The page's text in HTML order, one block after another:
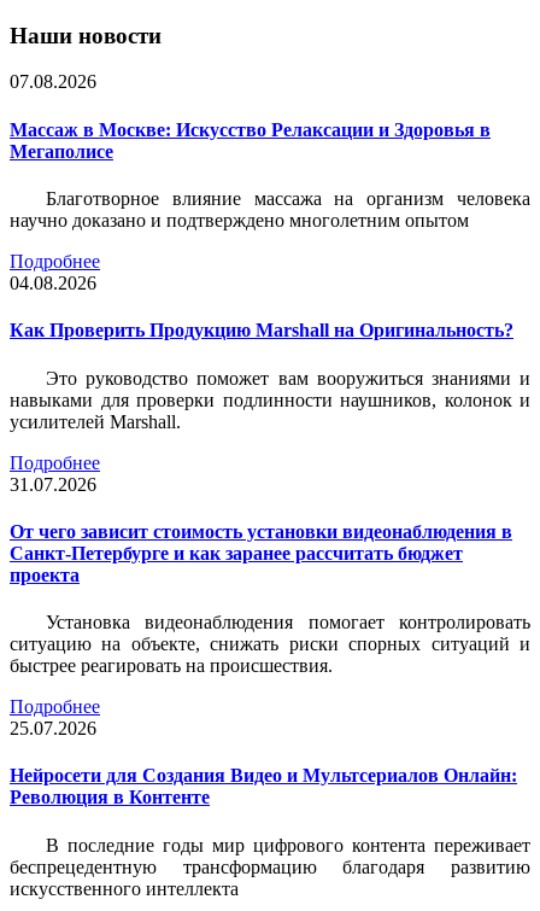
Наши новости
07.08.2026
Массаж в Москве: Искусство Релаксации и Здоровья в
Мегаполисе
Благотворное влияние массажа на организм человека
научно доказано и подтверждено многолетним опытом
Подробнее
04.08.2026
Как Проверить Продукцию Marshall на Оригинальность?
Это руководство поможет вам вооружиться знаниями и
навыками для проверки подлинности наушников, колонок и
усилителей Marshall.
Подробнее
31.07.2026
От чего зависит стоимость установки видеонаблюдения в
Санкт-Петербурге и как заранее рассчитать бюджет
проекта
Установка видеонаблюдения помогает контролировать
ситуацию на объекте, снижать риски спорных ситуаций и
быстрее реагировать на происшествия.
Подробнее
25.07.2026
Нейросети для Создания Видео и Мультсериалов Онлайн:
Революция в Контенте
В последние годы мир цифрового контента переживает
беспрецедентную трансформацию благодаря развитию
искусственного интеллекта